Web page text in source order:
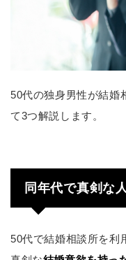
50代の独身男性が結婚
て3つ解説します。
同年代で真剣な
50代で結婚相談所を利